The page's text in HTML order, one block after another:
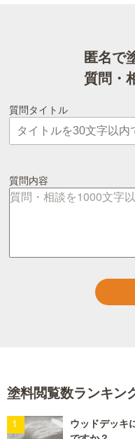
匿名で
質問・
質問タイトル
質問内容
塗料閲覧数ランキン
ウッドデッキ